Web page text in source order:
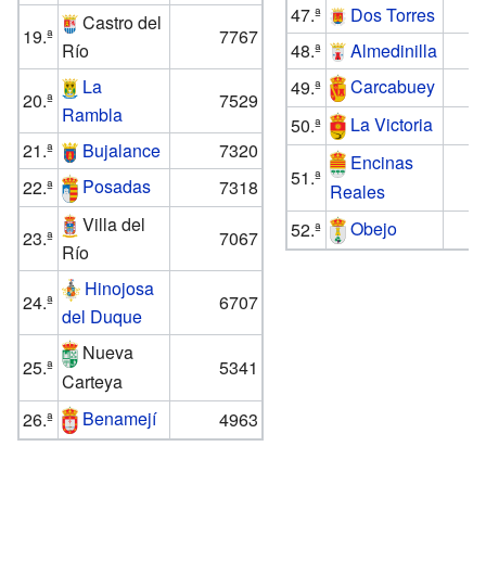
19.ª
Castro del
Río
7767
20.ª
La
Rambla
7529
21.ª
Bujalance
7320
22.ª
Posadas 7318
23.ª
Villa del
Río
7067
24.ª
Hinojosa
del Duque
6707
25.ª
Nueva
Carteya
5341
26.ª Benamejí 4963
47.ª
Dos Torres
48.ª
Almedinilla
49.ª
Carcabuey
50.ª
La Victoria
51.ª
Encinas
Reales
52.ª
Obejo